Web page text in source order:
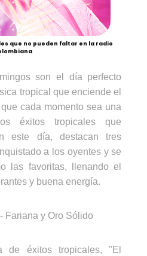
que no pueden faltar en la radio
son el día perfecto
tropical que enciende el
cada momento sea una
éxitos tropicales que
este día, destacan tres
a los oyentes y se
las favoritas, llenando el
y buena energía.
Farianay Oro Sólido
de éxitos tropicales, "El